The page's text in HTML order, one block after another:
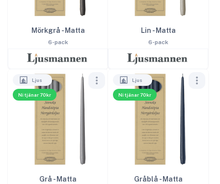
Mörkgrå - Matta
6-pack
Lin - Matta
6-pack
Ni tjänar 70kr
Ljus
Grå - Matta
Ni tjänar 70kr
Ljus
Gråblå - Matta